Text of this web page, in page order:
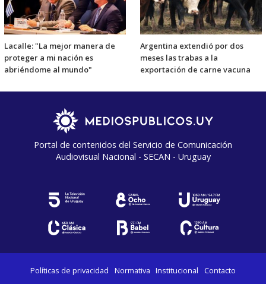
Lacalle: "La mejor manera de
proteger a mi nación es
abriéndome al mundo"
Argentina extendió por dos
meses las trabas a la
exportación de carne vacuna
Portal de contenidos del Servicio de Comunicación
Audiovisual Nacional - SECAN - Uruguay
Políticas de privacidad Normativa Institucional Contacto